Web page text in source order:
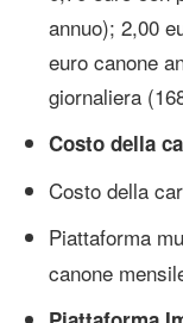
annuo); 2,00
euro canone
giornaliera
Costo della
Costo della
Piattaforma
canone